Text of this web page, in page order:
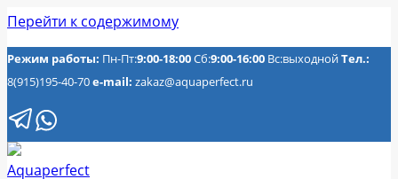
Перейти к содержимому
Режим работы: Пн-Пт:9:00-18:00Сб:9:00-16:00 Вс:выходнойТел.:
8(915)195-40-70e-mail: zakaz@aquaperfect.ru